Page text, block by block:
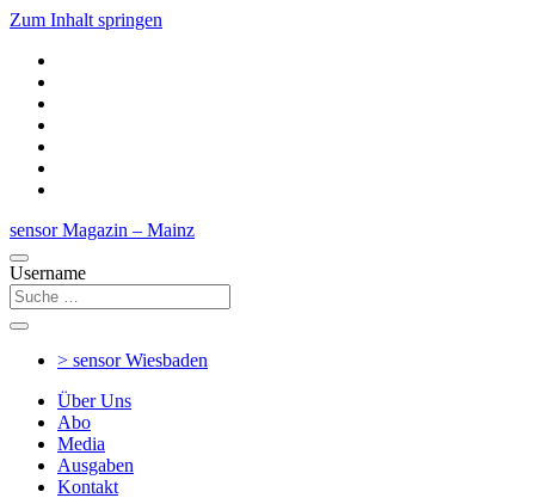
Zum Inhalt springen
sensor Magazin – Mainz
Username
> sensorWiesbaden
Über Uns
Abo
Media
Ausgaben
Kontakt